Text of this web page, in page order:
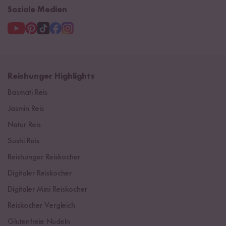
Soziale Medien
Reishunger Highlights
Basmati Reis
Jasmin Reis
Natur Reis
Sushi Reis
Reishunger Reiskocher
Digitaler Reiskocher
Digitaler Mini Reiskocher
Reiskocher Vergleich
Glutenfreie Nudeln